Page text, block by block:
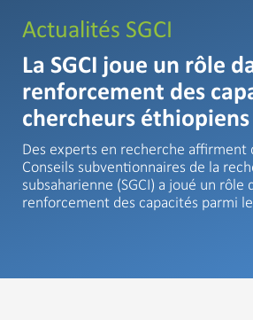
Actualités SGCI
La SGCI joue un rôle
renforcement des
chercheurs éthiopiens
Des experts en recherche affirment
Conseils subventionnaires de la
subsaharienne (SGCI) a joué un
renforcement des capacités parmi